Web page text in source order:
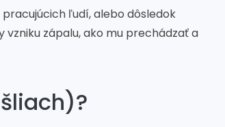
ľudí, alebo dôsledok
vzniku zápalu, ako mu prechádzať a